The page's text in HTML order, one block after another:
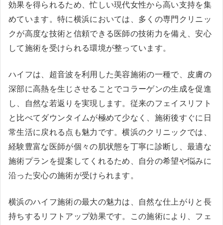
効果を得られるため、忙しい現代女性から高い支持を集
めています。特に横浜においては、多くの専門クリニッ
クが高度な技術と信頼できる医師の技術力を備え、安心
して施術を受けられる環境が整っています。
ハイフは、超音波を利用した美容施術の一種で、皮膚の
深部に高熱を生じさせることでコラーゲンの生成を促進
し、自然な若返りを実現します。従来のフェイスリフト
と比べてダウンタイムが極めて少なく、施術後すぐに日
常生活に戻れる点も魅力です。横浜のクリニックでは、
経験豊富な医師が個々の肌状態を丁寧に診断し、最適な
施術プランを提案してくれるため、自分の希望や悩みに
沿った安心の施術が受けられます。
横浜のハイフ施術の最大の魅力は、自然な仕上がりと長
持ちするリフトアップ効果です。この施術により、フェ